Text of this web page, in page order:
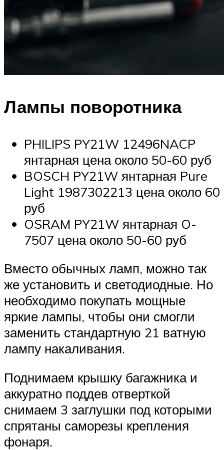
Лампы поворотника
PHILIPS PY21W 12496NACP
янтарная цена около 50-60 руб
BOSCH PY21W янтарная Pure
Light 1987302213 цена около 60
руб
OSRAM PY21W янтарная O-
7507 цена около 50-60 руб
Вместо обычных ламп, можно так
же установить и светодиодные. Но
необходимо покупать мощные
яркие лампы, чтобы они смогли
заменить стандартную 21 ватную
лампу накаливания.
Поднимаем крышку багажника и
аккуратно поддев отверткой
снимаем 3 заглушки под которыми
спрятаны саморезы крепления
фонаря.